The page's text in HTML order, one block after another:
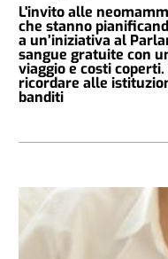
L'invito alle
che stanno
a un’iniziativa al
sangue gratuite con
viaggio e costi
ricordare alle
banditi